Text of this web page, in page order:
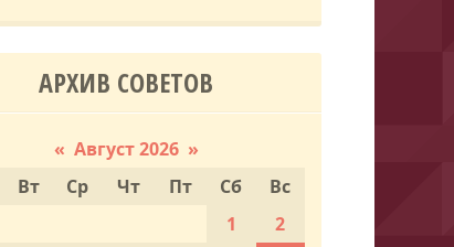
АРХИВ СОВЕТОВ
« Август 2026 »
Вт Ср Чт Пт Сб
Вс
1
2